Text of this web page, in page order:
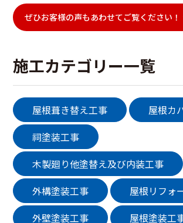
ぜひお客様の声もあわせてご覧ください！
施工カテゴリー一覧
屋根葺き替え工事
屋根カ
祠塗装工事
木製廻り他塗替え及び内装工事
外構塗装工事
屋根リフォ
外壁塗装工事
屋根塗装工